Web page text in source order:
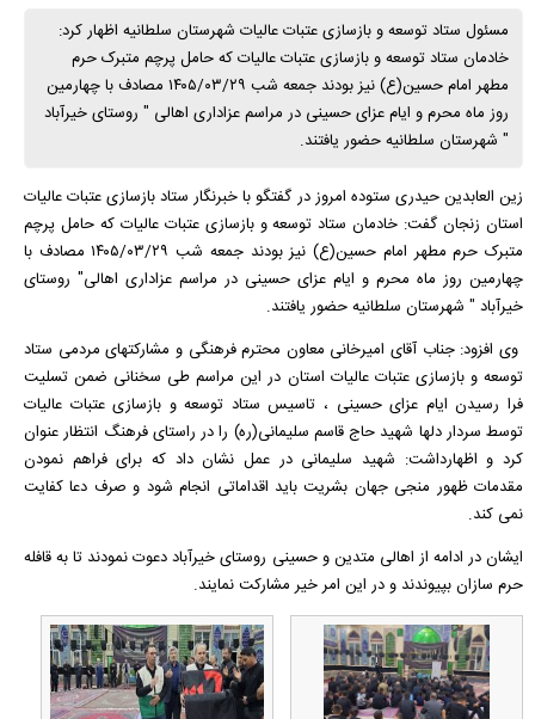
مسئول ستاد توسعه و بازسازی عتبات عالیات شهرستان سلطانیه اظهار کرد:
خادمان ستاد توسعه و بازسازی عتبات عالیات که حامل پرچم متبرک حرم
مطهر امام حسین(ع) نیز بودند جمعه شب ۱۴۰۵/۰۳/۲۹ مصادف با چهارمین
روز ماه محرم و ایام عزای حسینی در مراسم عزاداری اهالی " روستای خیرآباد
" شهرستان سلطانیه حضور یافتند.
زین العابدین حیدری ستوده امروز در گفتگو با خبرنگار ستاد بازسازی عتبات عالیات
استان زنجان گفت: خادمان ستاد توسعه و بازسازی عتبات عالیات که حامل پرچم
متبرک حرم مطهر امام حسین(ع) نیز بودند جمعه شب ۱۴۰۵/۰۳/۲۹ مصادف با
چهارمین روز ماه محرم و ایام عزای حسینی در مراسم عزاداری اهالی" روستای
خیرآباد " شهرستان سلطانیه حضور یافتند.
وی افزود: جناب آقای امیرخانی معاون محترم فرهنگی و مشارکتهای مردمی ستاد
توسعه و بازسازی عتبات عالیات استان در این مراسم طی سخنانی ضمن تسلیت
فرا رسیدن ایام عزای حسینی ، تاسیس ستاد توسعه و بازسازی عتبات عالیات
توسط سردار دلها شهید حاج قاسم سلیمانی(ره) را در راستای فرهنگ انتظار عنوان
کرد و اظهارداشت: شهید سلیمانی در عمل نشان داد که برای فراهم نمودن
مقدمات ظهور منجی جهان بشریت باید اقداماتی انجام شود و صرف دعا کفایت
نمی کند.
ایشان در ادامه از اهالی متدین و حسینی روستای خیرآباد دعوت نمودند تا به قافله
حرم سازان بپیوندند و در این امر خیر مشارکت نمایند.